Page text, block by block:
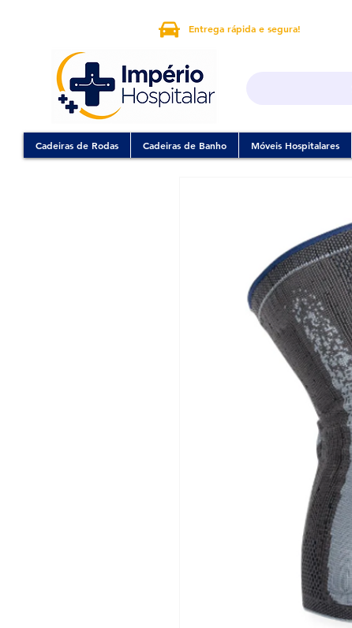
Entrega rápida e segura!
Cadeiras de Rodas Cadeiras de Banho Móveis Hospitalares